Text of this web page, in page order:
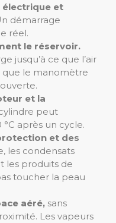
électrique et
démarrage
réel.
le réservoir.
jusqu’à ce que l’air
que le manomètre
et la
peut
après un cycle.
et des
les condensats
les produits de
toucher la peau
aéré, sans
Les vapeurs